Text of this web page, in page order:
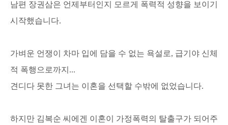
남편 장권삼은 언제부터인지 모르게 폭력적 성향을 보이기
시작했습니다.
가벼운 언쟁이 차마 입에 담을 수 없는 욕설로, 급기야 신체
적 폭행으로까지...
견디다 못한 그녀는 이혼을 선택할 수밖에 없었습니다.
하지만 김복순 씨에겐 이혼이 가정폭력의 탈출구가 되어주